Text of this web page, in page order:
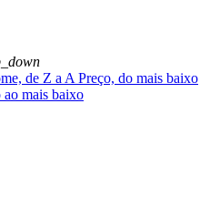
de Z a A Preço, do mais baixo
ao mais baixo